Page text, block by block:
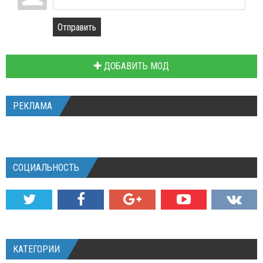
Отправить
ДОБАВИТЬ МОД
РЕКЛАМА
СОЦИАЛЬНОСТЬ
КАТЕГОРИИ